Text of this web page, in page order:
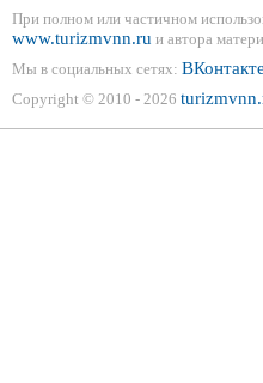
При полном или частичном
www.turizmvnn.ru и автора
Мы в социальных сетях:
Copyright © 2010 - 2026